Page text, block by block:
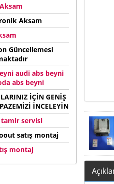
Aksam
Güncellemesi
audi abs beyni
abs beyni
İÇİN GENİŞ
İNCELEYİN
servisi
satış montaj
montaj